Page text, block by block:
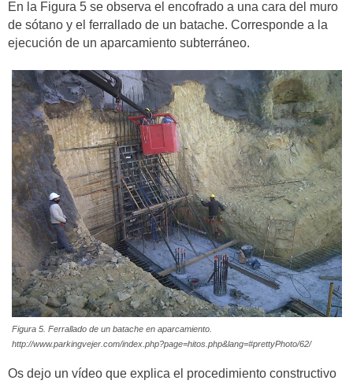
En la Figura 5 se observa el encofrado a una cara del muro
de sótano y el ferrallado de un batache. Corresponde a la
ejecución de un aparcamiento subterráneo.
Figura 5. Ferrallado de un batache en aparcamiento.
http://www.parkingvejer.com/index.php?page=hitos.php&lang=#prettyPhoto/62/
Os dejo un vídeo que explica el procedimiento constructivo